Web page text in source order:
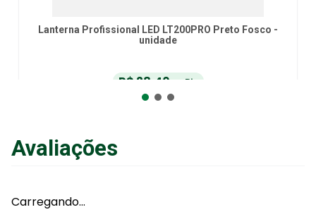
Lanterna Profissional LED LT200PRO Preto Fosco -
unidade
R$28,40no Pix
29, 90 em até
Adicionar ao Carrinho
Avaliações
Carregando…